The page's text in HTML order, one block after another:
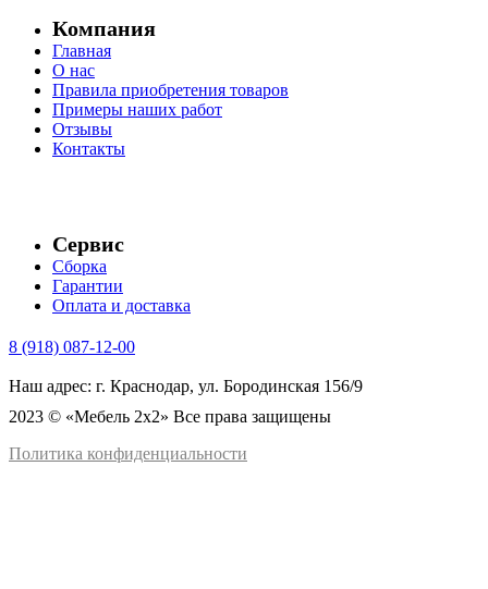
Компания
Главная
О нас
Правила приобретения товаров
Примеры наших работ
Отзывы
Контакты
Сервис
Сборка
Гарантии
Оплата и доставка
8 (918) 087-12-00
Наш адрес: г. Краснодар, ул. Бородинская 156/9
2023 © «Мебель 2x2» Все права защищены
Политика конфиденциальности